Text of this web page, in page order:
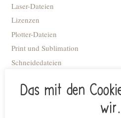
Laser-Dateien
Lizenzen
Plotter-Dateien
Print und Sublimation
Schneidedateien
STL Datei - 3D Druck
Das mit den
wir.